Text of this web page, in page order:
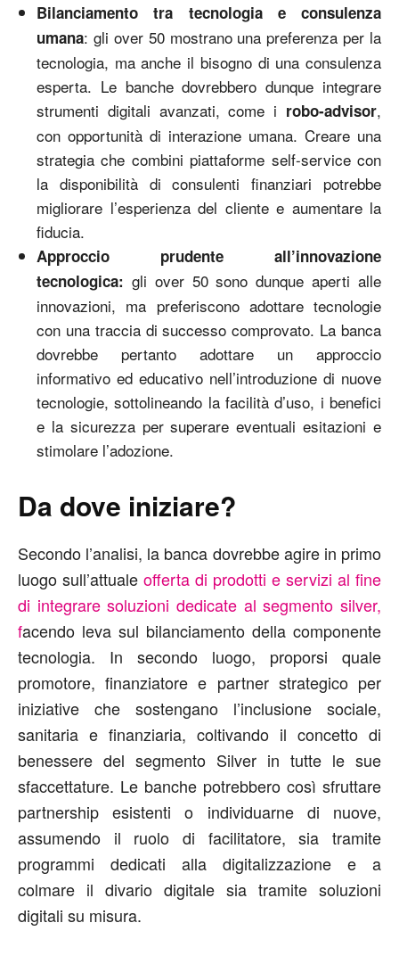
Bilanciamento tra tecnologia e consulenza
umana: gli over 50 mostrano una preferenza per la
tecnologia, ma anche il bisogno di una consulenza
esperta. Le banche dovrebbero dunque integrare
strumenti digitali avanzati, come i robo-advisor,
con opportunità di interazione umana. Creare una
strategia che combini piattaforme self-service con
la disponibilità di consulenti finanziari potrebbe
migliorare l’esperienza del cliente e aumentare la
fiducia.
Approccio prudente all’innovazione
tecnologica: gli over 50 sono dunque aperti alle
innovazioni, ma preferiscono adottare tecnologie
con una traccia di successo comprovato. La banca
dovrebbe pertanto adottare un approccio
informativo ed educativo nell’introduzione di nuove
tecnologie, sottolineando la facilità d’uso, i benefici
e la sicurezza per superare eventuali esitazioni e
stimolare l’adozione.
Da dove iniziare?
Secondo l’analisi, la banca dovrebbe agire in primo
luogo sull’attuale offerta di prodotti e servizi al fine
di integrare soluzioni dedicate al segmento silver,
facendo leva sul bilanciamento della componente
tecnologia. In secondo luogo, proporsi quale
promotore, finanziatore e partner strategico per
iniziative che sostengano l’inclusione sociale,
sanitaria e finanziaria, coltivando il concetto di
benessere del segmento Silver in tutte le sue
sfaccettature. Le banche potrebbero così sfruttare
partnership esistenti o individuarne di nuove,
assumendo il ruolo di facilitatore, sia tramite
programmi dedicati alla digitalizzazione e a
colmare il divario digitale sia tramite soluzioni
digitali su misura.